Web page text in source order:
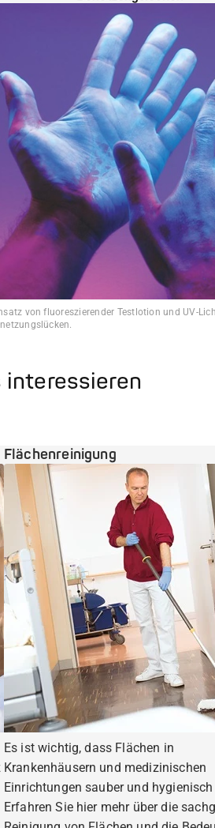
von fluoreszierender Testlotion und UV-
Flächenreinigung
Es ist wichtig, dass Flächen in
Krankenhäusern und medizinischen
Einrichtungen sauber und
Erfahren Sie hier mehr über die